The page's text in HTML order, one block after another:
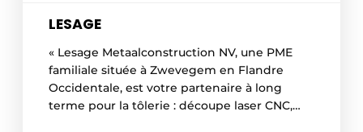
LESAGE
« Lesage Metaalconstruction NV, une PME
familiale située à Zwevegem en Flandre
Occidentale, est votre partenaire à long
terme pour la tôlerie : découpe laser CNC,